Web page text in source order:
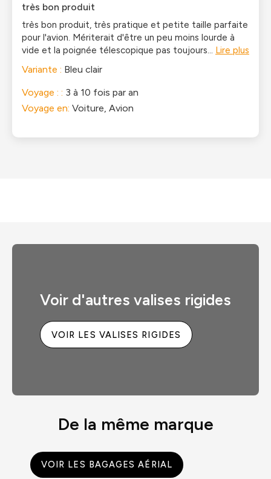
très bon produit
très bon produit, très pratique et petite taille parfaite
pour l'avion. Mériterait d'être un peu moins lourde à
vide et la poignée télescopique pas toujours... Lire plus
Bleu clair
Voyage : : 3 à 10 fois par an
Voyage en: Voiture, Avion
Voir d'autres valises rigides
VOIR LES VALISES RIGIDES
De la même marque
VOIR LES BAGAGES AÉRIAL